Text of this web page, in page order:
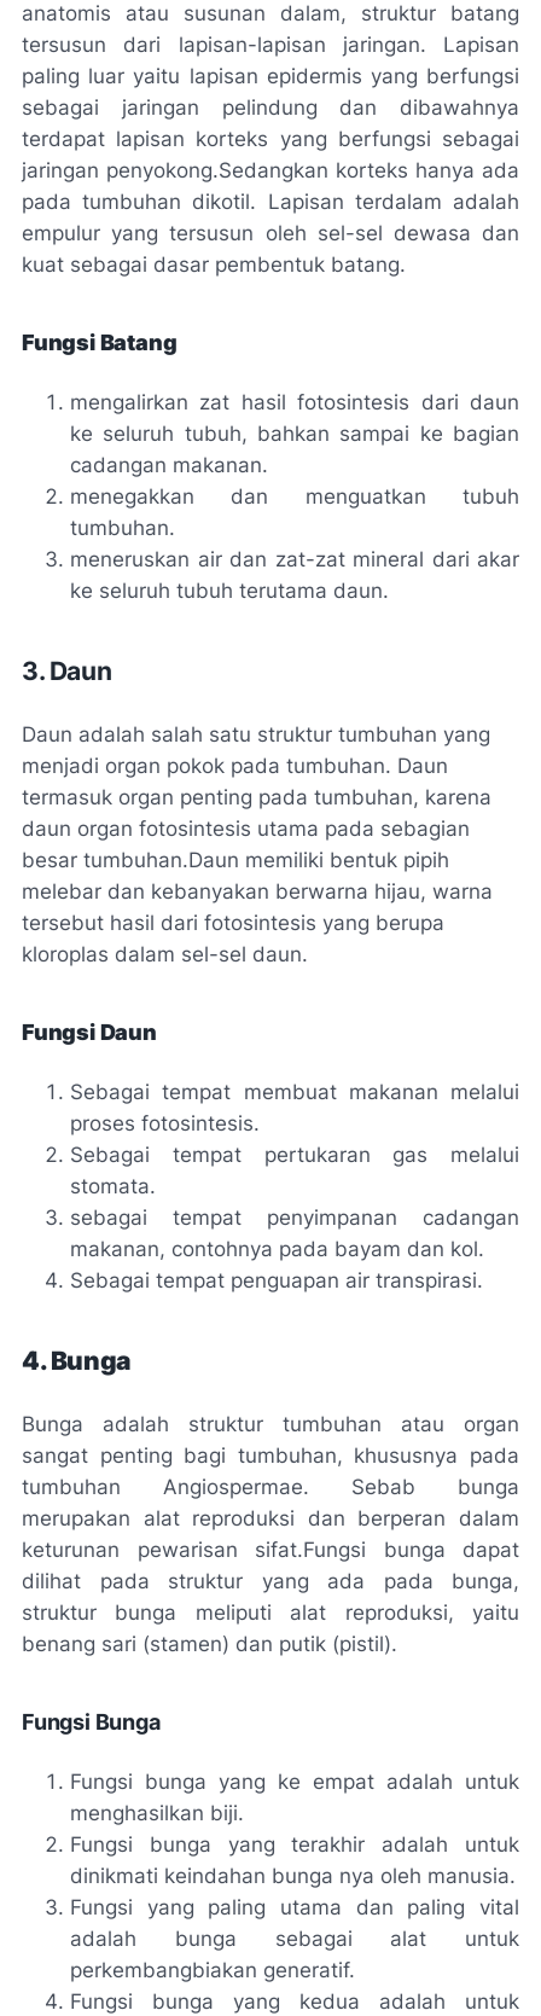
anatomis atau susunan dalam, struktur batang
tersusun dari lapisan-lapisan jaringan. Lapisan
paling luar yaitu lapisan epidermis yang berfungsi
sebagai jaringan pelindung dan dibawahnya
terdapat lapisan korteks yang berfungsi sebagai
jaringan penyokong.Sedangkan korteks hanya ada
pada tumbuhan dikotil. Lapisan terdalam adalah
empulur yang tersusun oleh sel-sel dewasa dan
kuat sebagai dasar pembentuk batang.
FungsiBatang
mengalirkan zat hasil fotosintesis dari daun
ke seluruh tubuh, bahkan sampai ke bagian
cadangan makanan.
menegakkan dan menguatkan tubuh
tumbuhan.
meneruskan air dan zat-zat mineral dari akar
ke seluruh tubuh terutama daun.
3. Daun
Daun adalah salah satu struktur tumbuhan yang
menjadi organ pokok pada tumbuhan. Daun
termasuk organ penting pada tumbuhan, karena
daun organ fotosintesis utama pada sebagian
besar tumbuhan.Daun memiliki bentuk pipih
melebar dan kebanyakan berwarna hijau, warna
tersebut hasil dari fotosintesis yang berupa
kloroplas dalam sel-sel daun.
Fungsi Daun
Sebagai tempat membuat makanan melalui
proses fotosintesis.
Sebagai tempat pertukaran gas melalui
stomata.
sebagai tempat penyimpanan cadangan
makanan, contohnya pada bayam dan kol.
Sebagai tempat penguapan air transpirasi.
4. Bunga
Bunga adalah struktur tumbuhan atau organ
sangat penting bagi tumbuhan, khususnya pada
tumbuhan Angiospermae. Sebab bunga
merupakan alat reproduksi dan berperan dalam
keturunan pewarisan sifat.Fungsi bunga dapat
dilihat pada struktur yang ada pada bunga,
struktur bunga meliputi alat reproduksi, yaitu
benang sari (stamen) dan putik (pistil).
Fungsi Bunga
Fungsi bunga yang ke empat adalah untuk
menghasilkan biji.
Fungsi bunga yang terakhir adalah untuk
dinikmati keindahan bunga nya oleh manusia.
Fungsi yang paling utama dan paling vital
adalah bunga sebagai alat untuk
perkembangbiakan generatif.
Fungsi bunga yang kedua adalah untuk